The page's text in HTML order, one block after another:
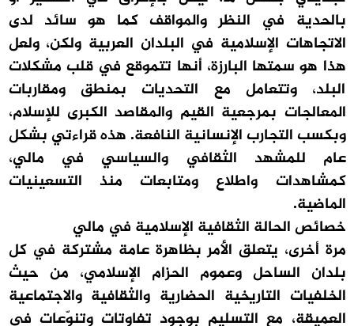
بالحدية في النظر والمواقف كما هو سائد لدى
الاتجاهات الإسلامية في البلدان العربية ولكن، ولعل
هذا هو سمتها البارزة، أنها تتموقع في قلب مشكلات
البلد، وتتعامل مع التحديات بمنطق ومقاربات
المعالجات بمرجعية القيم والمقاصد الكبرى للإسلام،
وبكسب التجارب الإنسانية النافعة. هذه قراءتي بشكل
عام للمشهد الثقافي والسياسي في مالي،
كمشاهدات واطلاع ومتابعات منذ التسعينيات
الماضية.
خصائص الحالة الثقافية الإسلامية في مالي
مرة أخرى، يتعلق الأمر بظاهرة عامة مشتركة في كل
بلدان الساحل وعموم الحزام الإسلامي، من حيث
الخلفيات التاريخية الحضارية والثقافية والاجتماعية
العميقة، مع التسليم بوجود تفاوتات وتنوّعات في